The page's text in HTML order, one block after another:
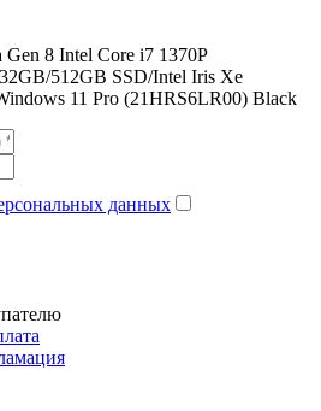
8 Intel Core i7 1370P
512GB SSD/Intel Iris Xe
11 Pro (21HRS6LR00) Black
данных